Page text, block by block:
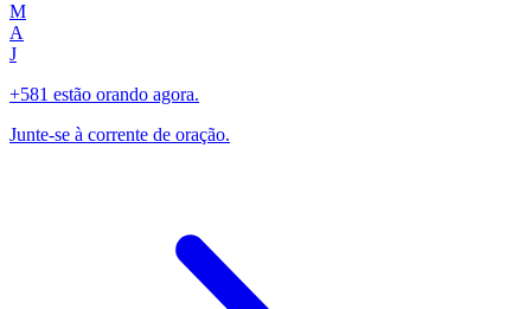
M
A
J
+581 estão orando agora.
Junte-se à corrente de oração.